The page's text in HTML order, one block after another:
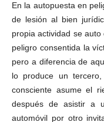
En la autopuesta en
de lesión al bien
propia actividad se
peligro consentida la
pero a diferencia de
lo produce un
consciente asume el
después de asistir a
automóvil por otro